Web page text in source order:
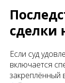
сделки
Если суд
включается
закреплённый